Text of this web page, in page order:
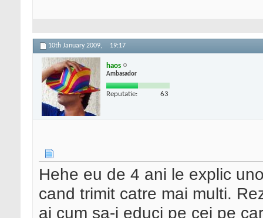
10th January 2009, 19:17
haos
Ambasador
Reputatie: 63
Hehe eu de 4 ani le explic
cand trimit catre mai multi.
ai cum sa-i educi pe cei pe